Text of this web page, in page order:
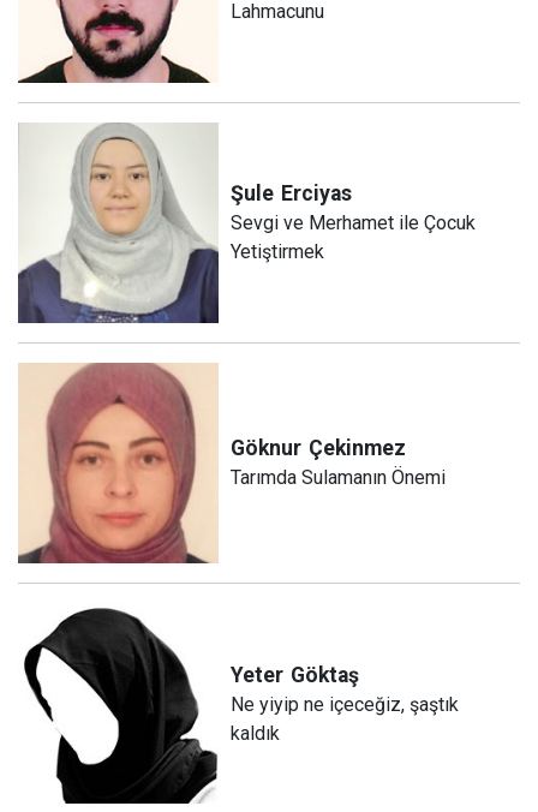
Lahmacunu
Şule Erciyas
Sevgi ve Merhamet ile Çocuk
Yetiştirmek
Göknur Çekinmez
Tarımda Sulamanın Önemi
Yeter Göktaş
Ne yiyip ne içeceğiz, şaştık
kaldık